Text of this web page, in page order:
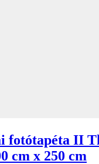
fotótapéta II
cm x 250 cm